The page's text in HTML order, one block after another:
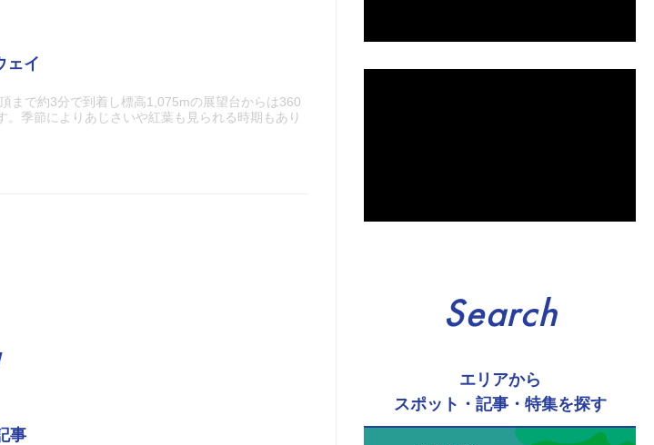
ェイ
まで約3分で到着し標高1,075mの展望台からは360
季節によりあじさいや紅葉も見られる時期もあり
事
Search
エリアから
スポット・記事・特集を探す